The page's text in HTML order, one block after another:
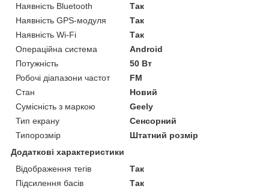
Наявність Bluetooth
Так
Наявність GPS-модуля
Так
Наявність Wi-Fi
Так
Операційна система
Android
Потужність
50 Вт
Робочі діапазони частот
FM
Стан
Новий
Сумісність з маркою
Geely
Тип екрану
Сенсорний
Типорозмір
Штатний розмір
Додаткові характеристики
Відображення тегів
Так
Підсилення басів
Так